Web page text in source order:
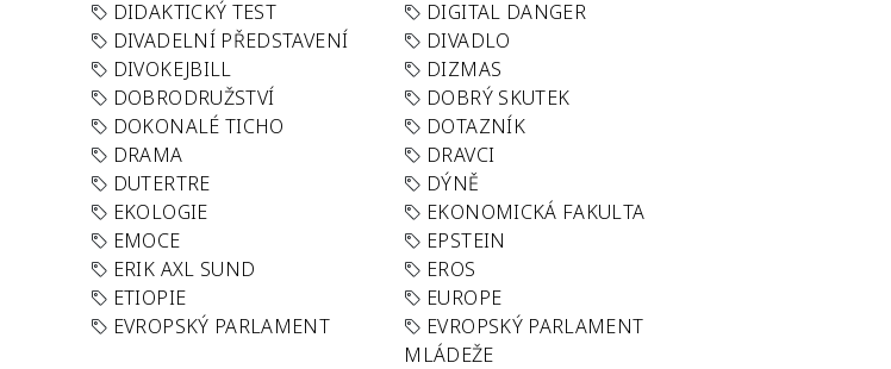
DIDAKTICKÝ TEST
DIGITAL DANGER
DIVADELNÍ PŘEDSTAVENÍ
DIVADLO
DIVOKEJBILL
DIZMAS
DOBRODRUŽSTVÍ
DOBRÝ SKUTEK
DOKONALÉ TICHO
DOTAZNÍK
DRAMA
DRAVCI
DUTERTRE
DÝNĚ
EKOLOGIE
EKONOMICKÁ FAKULTA
EMOCE
EPSTEIN
ERIK AXL SUND
EROS
ETIOPIE
EUROPE
EVROPSKÝ PARLAMENT
EVROPSKÝ PARLAMENT
MLÁDEŽE